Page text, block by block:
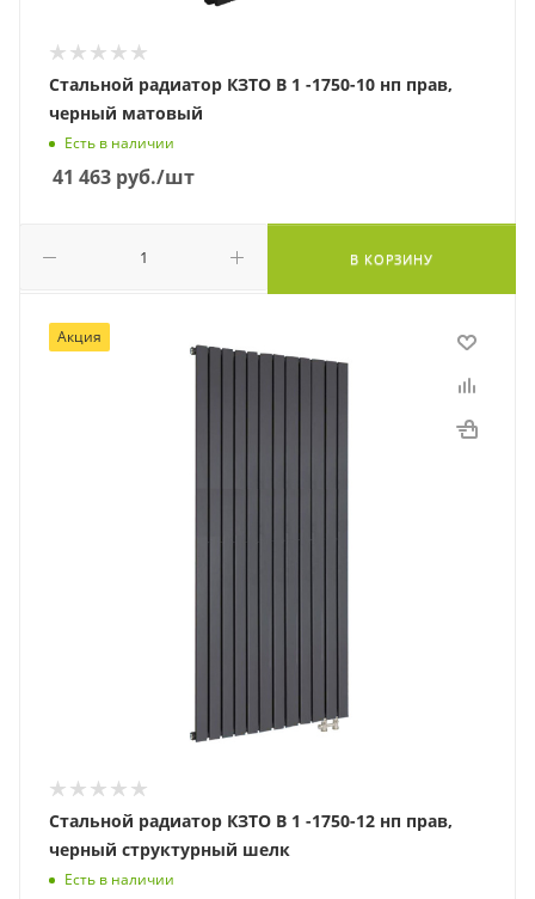
Стальной радиатор КЗТО В 1 -1750-10 нп прав,
черный матовый
Есть в наличии
41 463 руб./шт
В КОРЗИНУ
Акция
Стальной радиатор КЗТО В 1 -1750-12 нп прав,
черный структурный шелк
Есть в наличии